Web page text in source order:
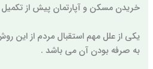
خریدن مسکن و آپارتمان پیش از
یکی از علل مهم استقبال مردم از این
به صرفه بودن آن می باشد .